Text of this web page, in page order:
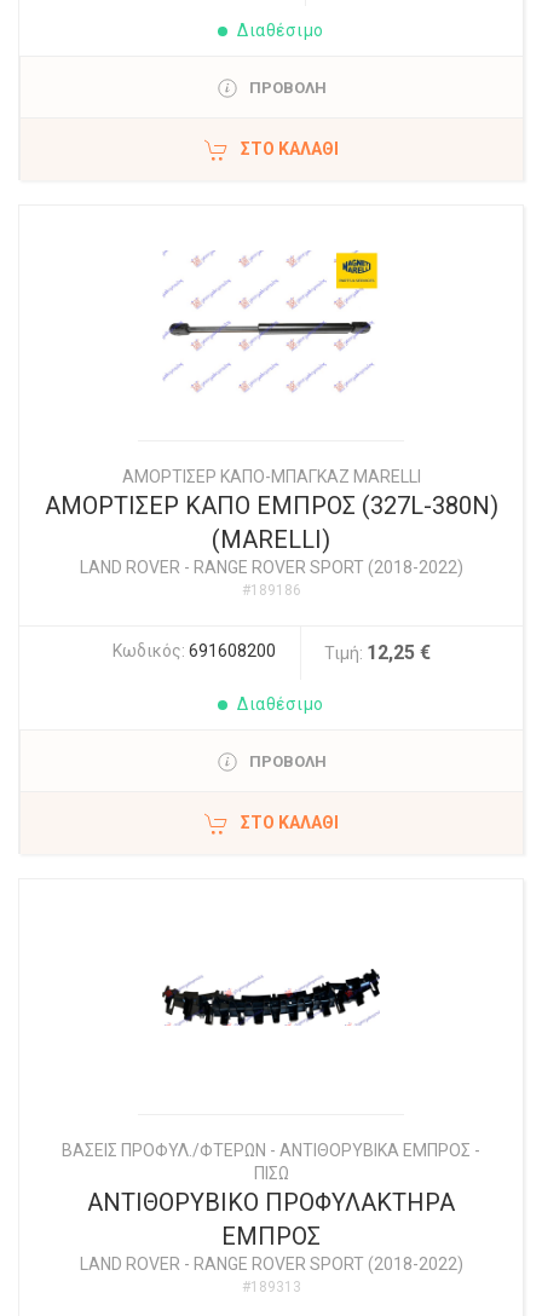
Διαθέσιμο
ΠΡΟΒΟΛΗ
ΣΤΟ ΚΑΛΆΘΙ
ΑΜΟΡΤΙΣΕΡ ΚΑΠΟ-ΜΠΑΓΚΑΖ MARELLI
ΑΜΟΡΤΙΣΕΡ ΚΑΠΟ ΕΜΠΡΟΣ (327L-380N)
(MARELLI)
LAND ROVER - RANGE ROVER SPORT (2018-2022)
#189186
Κωδικός: 691608200 Τιμή: 12,25 €
Διαθέσιμο
ΠΡΟΒΟΛΗ
ΣΤΟ ΚΑΛΆΘΙ
ΒΑΣΕΙΣ ΠΡΟΦΥΛ./ΦΤΕΡΩΝ - ΑΝΤΙΘΟΡΥΒΙΚΑ ΕΜΠΡΟΣ -
ΠΙΣΩ
ΑΝΤΙΘΟΡΥΒΙΚΟ ΠΡΟΦΥΛΑΚΤΗΡΑ
ΕΜΠΡΟΣ
LAND ROVER - RANGE ROVER SPORT (2018-2022)
#189313